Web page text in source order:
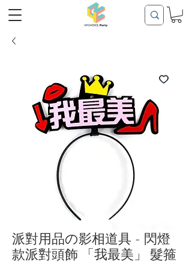
派對用品の影相道具 - 閃燈
款派對頭飾 「我最美」 髮箍